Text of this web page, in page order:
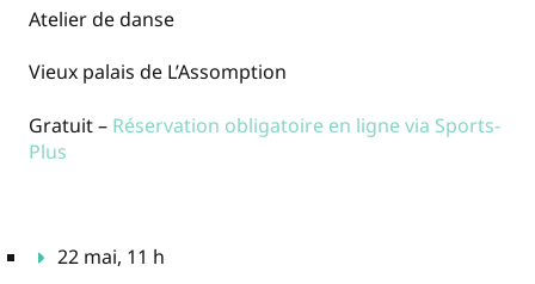
Atelier de danse
Vieux palais de L’Assomption
Gratuit – Réservation obligatoire en ligne via Sports-
Plus
22 mai, 11 h